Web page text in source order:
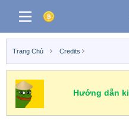
Trang Chủ Credits
Hướng dẫn